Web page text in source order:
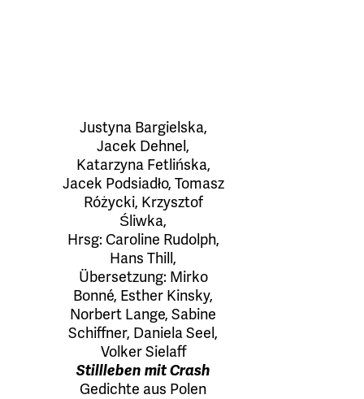
Justyna Bargielska,
Jacek Dehnel ,
Katarzyna Fetlińska,
Jacek Podsiadło, Tomasz
Różycki, Krzysztof
Śliwka,
Hrsg: Caroline Rudolph,
Hans Thill ,
Übersetzung: Mirko
Bonné, Esther Kinsky,
Norbert Lange, Sabine
Schiffner, Daniela Seel ,
Volker Sielaff
Stillleben mit Crash
Gedichte aus Polen